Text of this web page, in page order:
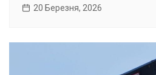
20 Березня, 2026